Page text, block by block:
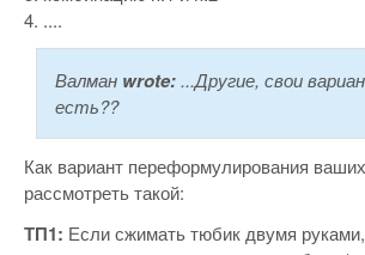
4. ....
Валман wrote: ...Другие, свои
есть??
Как вариант переформулирования
рассмотреть такой:
ТП1: Если сжимать тюбик двумя